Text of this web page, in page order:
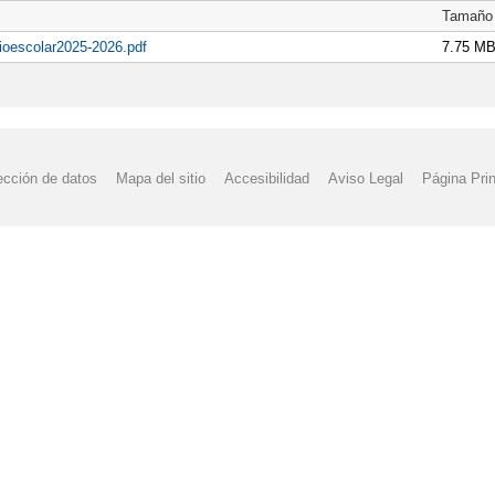
Tamaño
2026.pdf
7.75 MB
de datos Mapa del sitio Accesibilidad Aviso Legal Página